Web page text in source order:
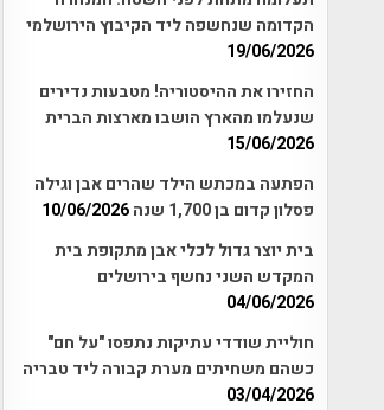
הקדומה שנחשפה ליד הקיבוץ הירושלמי
19/06/2026
החזירו את ההיסטוריה! מטבעות נדירים
שנעלמו מהארץ הושבו מארצות הברית
15/06/2026
הפתעה במכתש הילד שהרים אבן וגילה
פסלון קדום בן 1,700 שנה
10/06/2026
בית יוצר גדול לכלי אבן מתקופת בית
המקדש השני נחשף בירושלים
04/06/2026
חוליית שודדי עתיקות נתפסו "על חם"
כשהם משחיתים מערת קבורה ליד טבריה
03/04/2026